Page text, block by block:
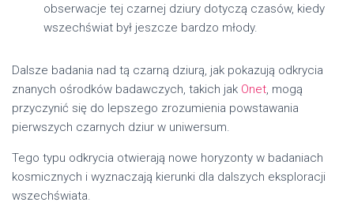
obserwacje tej czarnej dziury dotyczą czasów, kiedy
wszechświat był jeszcze bardzo młody.
Dalsze badania nad tą czarną dziurą, jak pokazują odkrycia
znanych ośrodków badawczych, takich jak Onet, mogą
przyczynić się do lepszego zrozumienia powstawania
pierwszych czarnych dziur w uniwersum.
Tego typu odkrycia otwierają nowe horyzonty w badaniach
kosmicznych i wyznaczają kierunki dla dalszych eksploracji
wszechświata.